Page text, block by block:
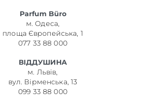
Parfum Büro
м. Одеса,
площа Європейська, 1
077 33 88 000
ВІДДУШИНА
м. Львів,
вул. Вірменська, 13
099 33 88 000